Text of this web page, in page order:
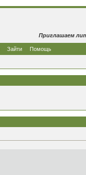
Приглашаем
Зайти Помощь